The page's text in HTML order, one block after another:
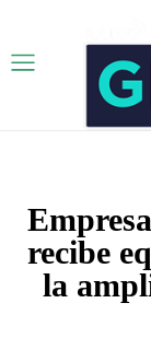
recibe
la